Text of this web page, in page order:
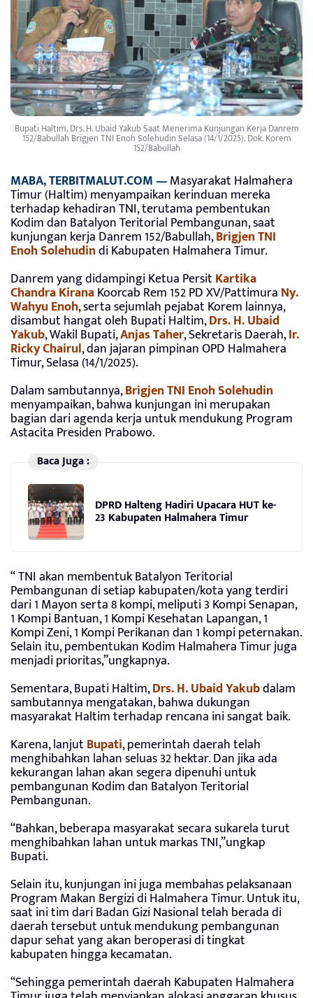
Bupati Haltim, Drs. H. Ubaid Yakub Saat Menerima Kunjungan Kerja Danrem
152/Babullah Brigjen TNI Enoh Solehudin Selasa (14/1/2025). Dok. Korem
152/Babullah
MABA, TERBITMALUT.COM —Masyarakat Halmahera
Timur (Haltim) menyampaikan kerinduan mereka
terhadap kehadiran TNI, terutama pembentukan
Kodim dan Batalyon Teritorial Pembangunan, saat
kunjungan kerja Danrem 152/Babullah,Brigjen TNI
Enoh Solehudindi Kabupaten Halmahera Timur.
Danrem yang didampingi Ketua Persit Kartika
Chandra KiranaKoorcab Rem 152 PD XV/Pattimura Ny.
Wahyu Enoh, serta sejumlah pejabat Korem lainnya,
disambut hangat oleh Bupati Haltim,Drs. H. Ubaid
Yakub, Wakil Bupati,Anjas Taher, Sekretaris Daerah,Ir.
Ricky Chairul, dan jajaran pimpinan OPD Halmahera
Timur, Selasa (14/1/2025).
Dalam sambutannya,Brigjen TNI Enoh Solehudin
menyampaikan, bahwa kunjungan ini merupakan
bagian dari agenda kerja untuk mendukung Program
Astacita Presiden Prabowo.
Baca Juga :
DPRD Halteng Hadiri Upacara HUT ke-
23 Kabupaten Halmahera Timur
“ TNI akan membentuk Batalyon Teritorial
Pembangunan di setiap kabupaten/kota yang terdiri
dari 1 Mayon serta 8 kompi, meliputi 3 Kompi Senapan,
1 Kompi Bantuan, 1 Kompi Kesehatan Lapangan, 1
Kompi Zeni, 1 Kompi Perikanan dan 1 kompi peternakan.
Selain itu, pembentukan Kodim Halmahera Timur juga
menjadi prioritas,”ungkapnya.
Sementara, Bupati Haltim,Drs. H. Ubaid Yakubdalam
sambutannya mengatakan, bahwa dukungan
masyarakat Haltim terhadap rencana ini sangat baik.
Karena, lanjut Bupati, pemerintah daerah telah
menghibahkan lahan seluas 32 hektar. Dan jika ada
kekurangan lahan akan segera dipenuhi untuk
pembangunan Kodim dan Batalyon Teritorial
Pembangunan.
“Bahkan, beberapa masyarakat secara sukarela turut
menghibahkan lahan untuk markas TNI,”ungkap
Bupati.
Selain itu, kunjungan ini juga membahas pelaksanaan
Program Makan Bergizi di Halmahera Timur. Untuk itu,
saat ini tim dari Badan Gizi Nasional telah berada di
daerah tersebut untuk mendukung pembangunan
dapur sehat yang akan beroperasi di tingkat
kabupaten hingga kecamatan.
“Sehingga pemerintah daerah Kabupaten Halmahera